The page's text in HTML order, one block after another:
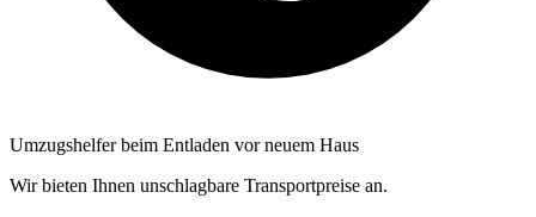
Umzugshelfer beim Entladen vor neuem Haus
Wir bieten Ihnen unschlagbare Transportpreise an.